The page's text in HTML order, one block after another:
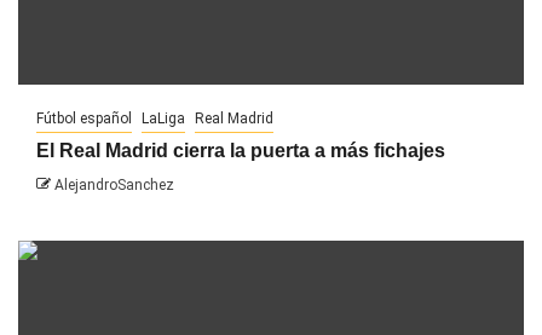
Fútbol español LaLiga Real Madrid
El Real Madrid cierra la puerta a más fichajes
AlejandroSanchez